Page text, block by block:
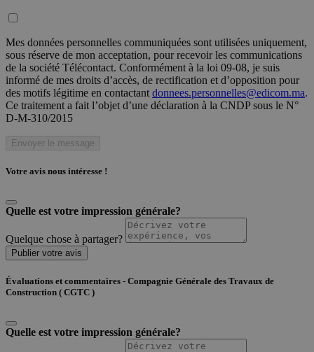
Mes données personnelles communiquées sont utilisées uniquement,
sous réserve de mon acceptation, pour recevoir les communications
de la société Télécontact. Conformément à la loi 09-08, je suis
informé de mes droits d’accès, de rectification et d’opposition pour
des motifs légitime en contactant donnees.personnelles@edicom.ma.
Ce traitement a fait l’objet d’une déclaration à la CNDP sous le N°
D-M-310/2015
Envoyer le message
Votre avis nous intéresse !
Quelle est votre impression générale?
Quelque chose à partager?
Publier votre avis
Évaluations et commentaires - Compagnie Générale des Travaux de
Construction ( CGTC )
Quelle est votre impression générale?